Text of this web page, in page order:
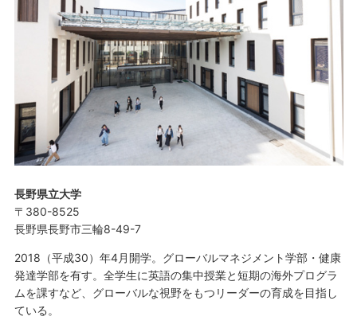
長野県立大学
〒380-8525
長野県長野市三輪8-49-7
2018（平成30）年4月開学。グローバルマネジメント学部・健康
発達学部を有す。全学生に英語の集中授業と短期の海外プログラ
ムを課すなど、グローバルな視野をもつリーダーの育成を目指し
ている。